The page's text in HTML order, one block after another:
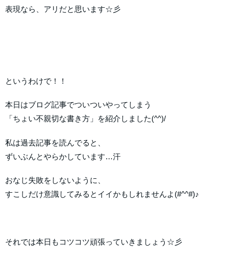
表現なら、アリだと思います☆彡
というわけで！！
本日はブログ記事でついついやってしまう
「ちょい不親切な書き方」を紹介しました(^^)/
私は過去記事を読んでると、
ずいぶんとやらかしています…汗
おなじ失敗をしないように、
すこしだけ意識してみるとイイかもしれませんよ(#^^#)♪
それでは本日もコツコツ頑張っていきましょう☆彡